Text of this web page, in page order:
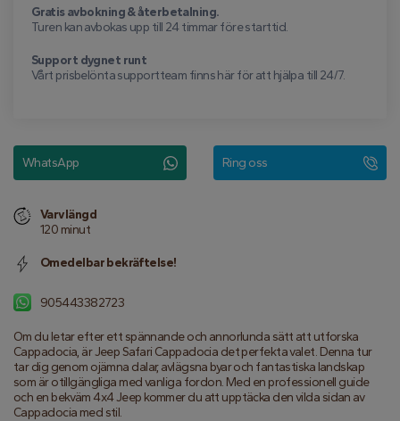
Om du letar efter ett spännande och annorlunda sätt att utforska
Cappadocia, är Jeep Safari Cappadocia det perfekta valet. Denna tur
tar dig genom ojämna dalar, avlägsna byar och fantastiska landskap
som är otillgängliga med vanliga fordon. Med en professionell guide
och en bekväm 4x4 Jeep kommer du att upptäcka den vilda sidan av
Cappadocia med stil.
Gratis avbokning & återbetalning.
Turen kan avbokas upp till 24 timmar före starttid.
Support dygnet runt
Vårt prisbelönta supportteam finns här för att hjälpa till 24/7.
WhatsApp Ring oss
Varvlängd
120 minut
Omedelbar bekräftelse!
905443382723